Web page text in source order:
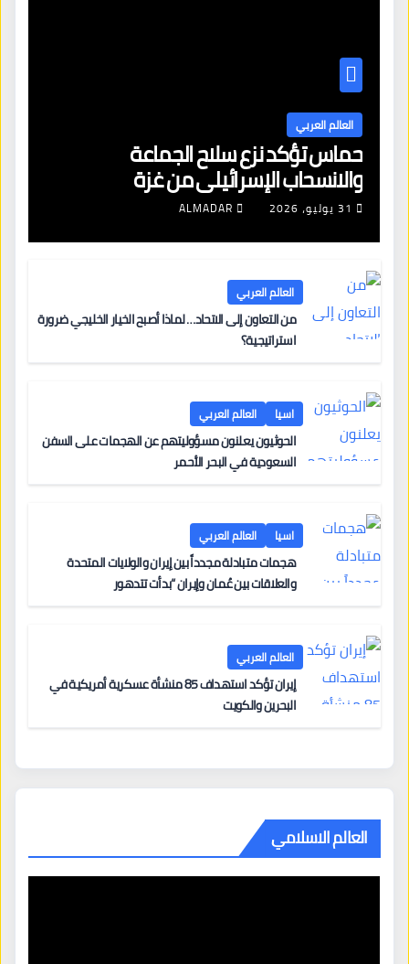
العالم العربي
حماس تؤكد نزع سلاح الجماعة
والانسحاب الإسرائيلي من غزة
31 يوليو، 2026 ALMADAR
العالم العربي
من التعاون إلى الاتحاد… لماذا أصبح الخيار الخليجي ضرورة
استراتيجية؟
اسيا العالم العربي
الحوثيون يعلنون مسؤوليتهم عن الهجمات على السفن
السعودية في البحر الأحمر
اسيا العالم العربي
هجمات متبادلة مجدداً بين إيران والولايات المتحدة
والعلاقات بين عُمان وإيران “بدأت تتدهور
العالم العربي
إيران تؤكد استهداف 85 منشأة عسكرية أمريكية في
البحرين والكويت
العالم الاسلامي